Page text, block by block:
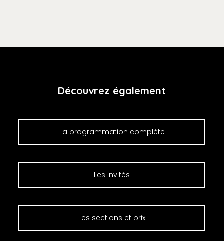
Découvrez également
La programmation complète
Les invités
Les sections et prix